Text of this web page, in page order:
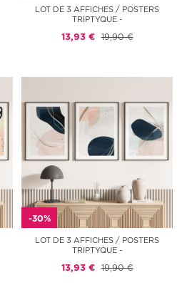
LOT DE 3 AFFICHES / POSTERS
TRIPTYQUE -
13,93 € 19,90 €
-30%
LOT DE 3 AFFICHES / POSTERS
TRIPTYQUE -
13,93 € 19,90 €